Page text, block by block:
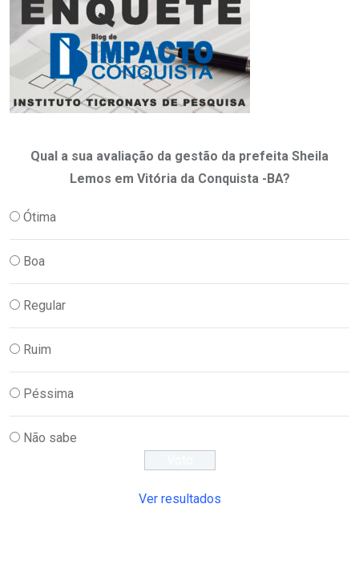
Qual a sua avaliação da gestão da prefeita Sheila
Lemos em Vitória da Conquista -BA?
Ótima
Boa
Regular
Ruim
Péssima
Não sabe
Ver resultados